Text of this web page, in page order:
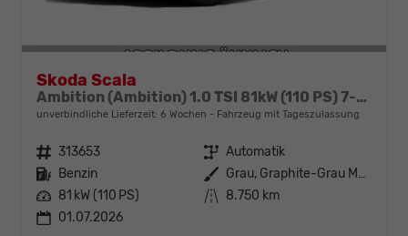
Skoda Scala
Ambition (Ambition) 1.0 TSI 81kW (110 PS) 7-Gang DSG
unverbindliche Lieferzeit: 6 Wochen Fahrzeug mit Tageszulassung
Fahrzeugnr. 313653 Getriebe Automatik
Kraftstoff Benzin Außenfarbe
Grau, Graphite-Grau Metallic (5X)
Leistung 81 kW (110 PS) Kilometerstand 8.750 km
01.07.2026